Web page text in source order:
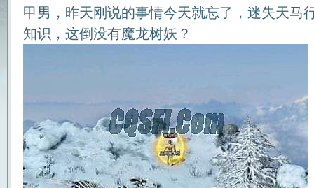
甲男，昨天刚说的事情今天就忘了，迷失天马
知识，这倒没有魔龙树妖？